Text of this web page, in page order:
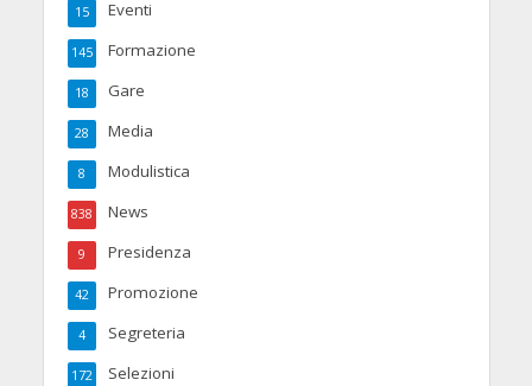
Eventi
15
Formazione
145
Gare
18
Media
28
Modulistica
8
News
838
Presidenza
9
Promozione
42
Segreteria
4
Selezioni
172